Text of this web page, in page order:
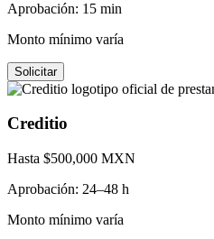
Aprobación: 15 min
Monto mínimo varía
Solicitar
Creditio
Hasta $500,000 MXN
Aprobación: 24–48 h
Monto mínimo varía